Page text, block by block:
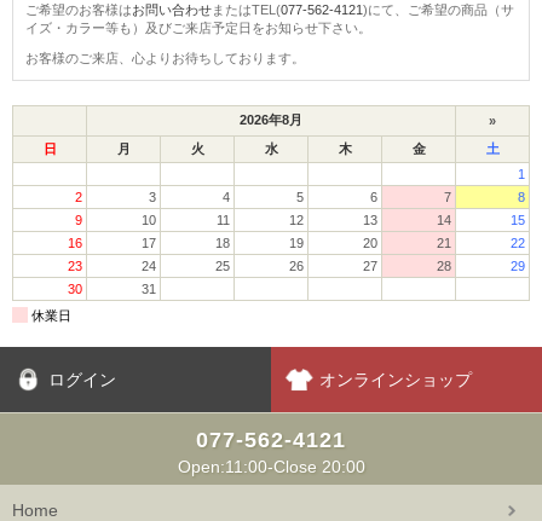
ご希望のお客様はお問い合わせまたはTEL(077-562-4121)にて、ご希望の商品（サ
イズ・カラー等も）及びご来店予定日をお知らせ下さい。
お客様のご来店、心よりお待ちしております。
ログイン オンラインショップ
077-562-4121
Open:11:00-Close 20:00
Home